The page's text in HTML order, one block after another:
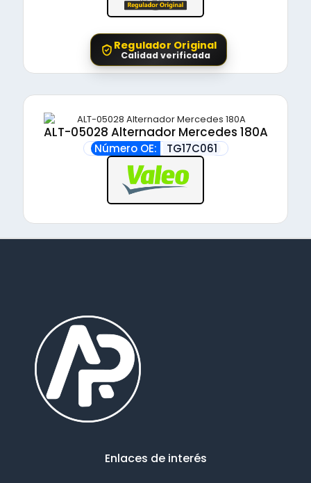
Regulador Original
Calidad verificada
ALT-05028 Alternador Mercedes 180A
Número OE: TG17C061
Enlaces de interés